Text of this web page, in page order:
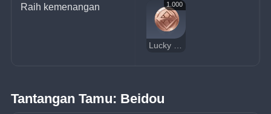
Raih kemenangan 1.000
Lucky Coin
Tantangan Tamu: Beidou